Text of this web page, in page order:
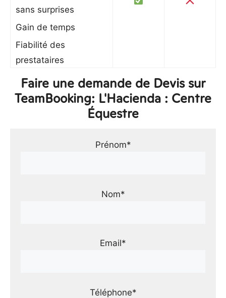
sans surprises
Gain de temps
Fiabilité des
prestataires
Faire une demande de Devis sur
TeamBooking: L'Hacienda : Centre
Équestre
Prénom*
Nom*
Email*
Téléphone*